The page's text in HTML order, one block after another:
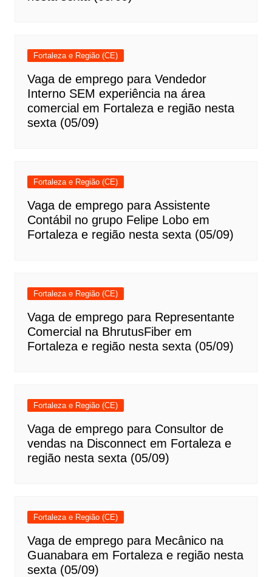
Fortaleza e Região (CE)
Vaga de emprego para Vendedor
Interno SEM experiência na área
comercial em Fortaleza e região nesta
sexta (05/09)
Fortaleza e Região (CE)
Vaga de emprego para Assistente
Contábil no grupo Felipe Lobo em
Fortaleza e região nesta sexta (05/09)
Fortaleza e Região (CE)
Vaga de emprego para Representante
Comercial na BhrutusFiber em
Fortaleza e região nesta sexta (05/09)
Fortaleza e Região (CE)
Vaga de emprego para Consultor de
vendas na Disconnect em Fortaleza e
região nesta sexta (05/09)
Fortaleza e Região (CE)
Vaga de emprego para Mecânico na
Guanabara em Fortaleza e região nesta
sexta (05/09)